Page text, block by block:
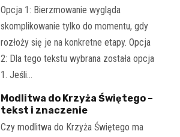
Opcja 1: Bierzmowanie wygląda
skomplikowanie tylko do momentu, gdy
rozłoży się je na konkretne etapy. Opcja
2: Dla tego tekstu wybrana została opcja
1. Jeśli…
Modlitwa do Krzyża Świętego –
tekst i znaczenie
Czy modlitwa do Krzyża Świętego ma